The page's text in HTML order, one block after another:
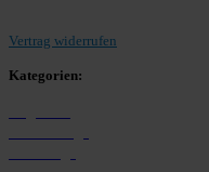
Vertrag widerrufen
Kategorien: